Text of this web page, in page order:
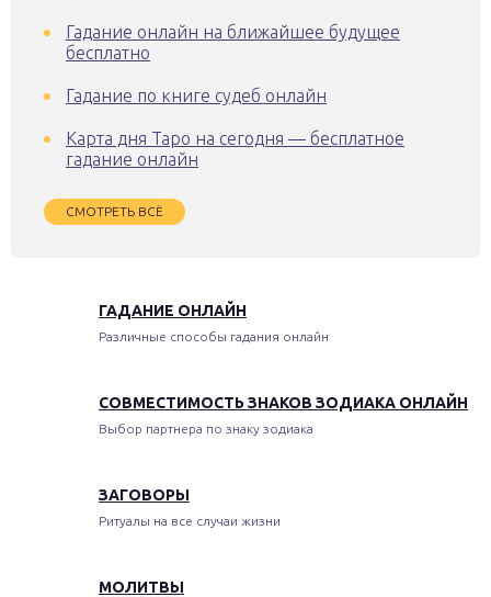
Гадание онлайн на ближайшее будущее
бесплатно
Гадание по книге судеб онлайн
Карта дня Таро на сегодня — бесплатное
гадание онлайн
СМОТРЕТЬ ВСЁ
ГАДАНИЕ ОНЛАЙН
Различные способы гадания онлайн
СОВМЕСТИМОСТЬ ЗНАКОВ ЗОДИАКА ОНЛАЙН
Выбор партнера по знаку зодиака
ЗАГОВОРЫ
Ритуалы на все случаи жизни
МОЛИТВЫ